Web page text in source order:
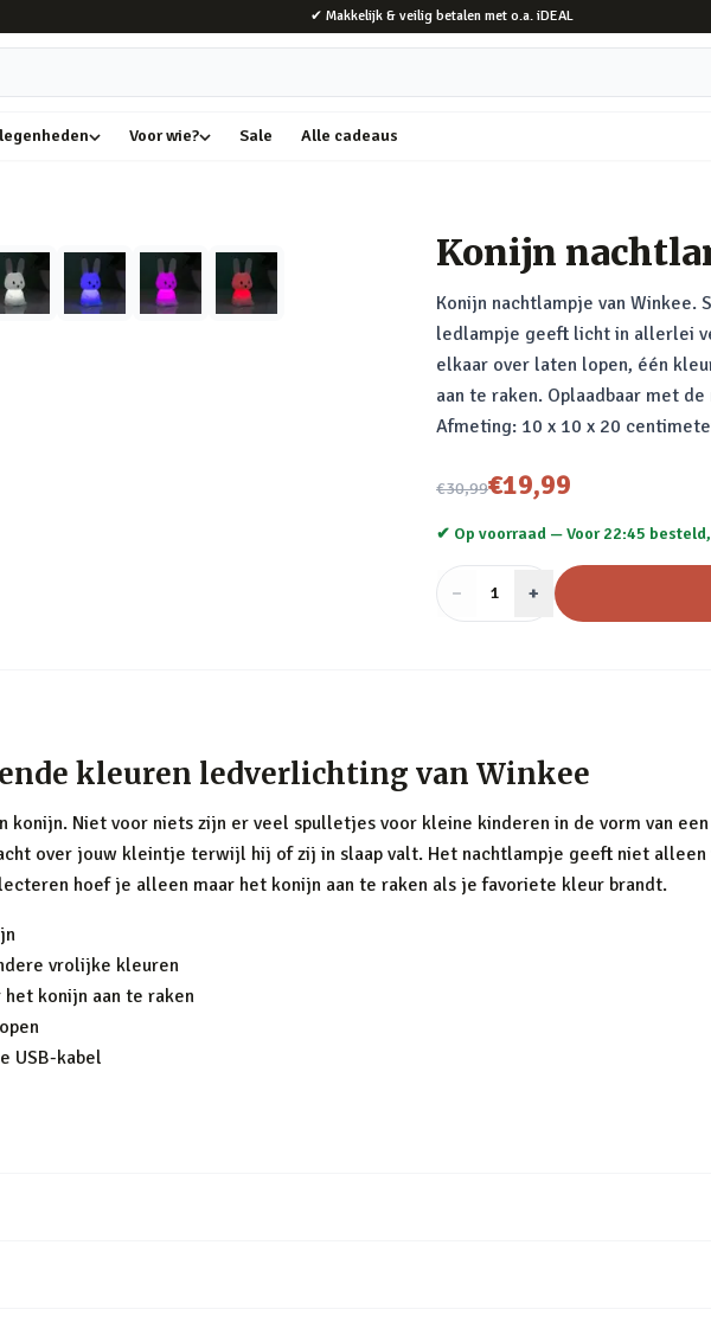
✔ Makkelijk & veilig betalen met o.a. iDEAL
Voor wie? Sale Alle cadeaus
Konijn
Konijn nachtlampje van
ledlampje geeft licht in allerlei
elkaar over laten lopen, één
aan te raken. Oplaadbaar met
Afmeting: 10 x 10 x 20
€30,99
Nu voor€19,99
✔ Op voorraad —Voor 22:45
− Aantal
1 +
kleuren ledverlichting van Winkee
konijn. Niet voor niets zijn er veel spulletjes voor kleine kinderen in de vorm van
over jouw kleintje terwijl hij of zij in slaap valt. Het nachtlampje geeft niet
hoef je alleen maar het konijn aan te raken als je favoriete kleur brandt.
vrolijke kleuren
konijn aan te raken
USB-kabel